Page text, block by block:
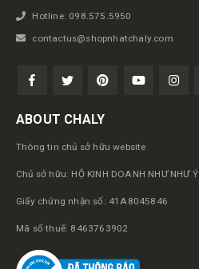
Hotline: 098.575.5950
contactus@shopnhatchaly.com
ABOUT CHALY
Thông tin chủ sở hữu website
Chủ sở hữu: HỘ KINH DOANH NHƯ NHƯ Ý
Giấy chứng nhận số: 41A8045846
Mã số thuế: 8463763902